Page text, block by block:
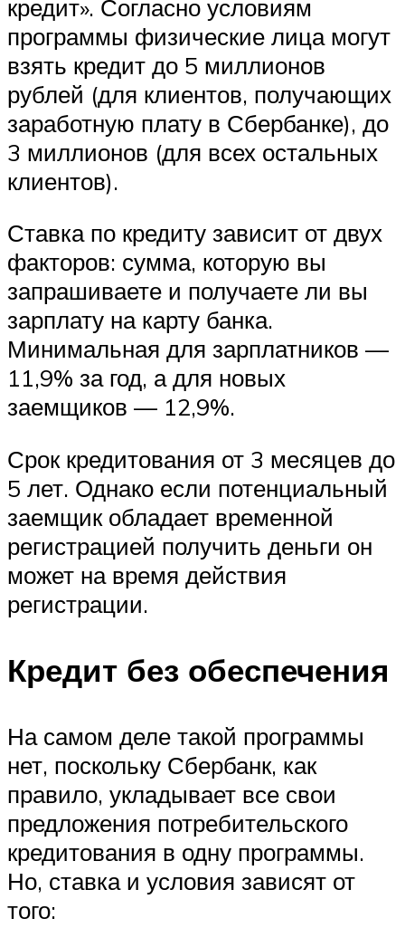
кредит». Согласно условиям
программы физические лица могут
взять кредит до 5 миллионов
рублей (для клиентов, получающих
заработную плату в Сбербанке), до
3 миллионов (для всех остальных
клиентов).
Ставка по кредиту зависит от двух
факторов: сумма, которую вы
запрашиваете и получаете ли вы
зарплату на карту банка.
Минимальная для зарплатников —
11,9% за год, а для новых
заемщиков — 12,9%.
Срок кредитования от 3 месяцев до
5 лет. Однако если потенциальный
заемщик обладает временной
регистрацией получить деньги он
может на время действия
регистрации.
Кредит без обеспечения
На самом деле такой программы
нет, поскольку Сбербанк, как
правило, укладывает все свои
предложения потребительского
кредитования в одну программы.
Но, ставка и условия зависят от
того: